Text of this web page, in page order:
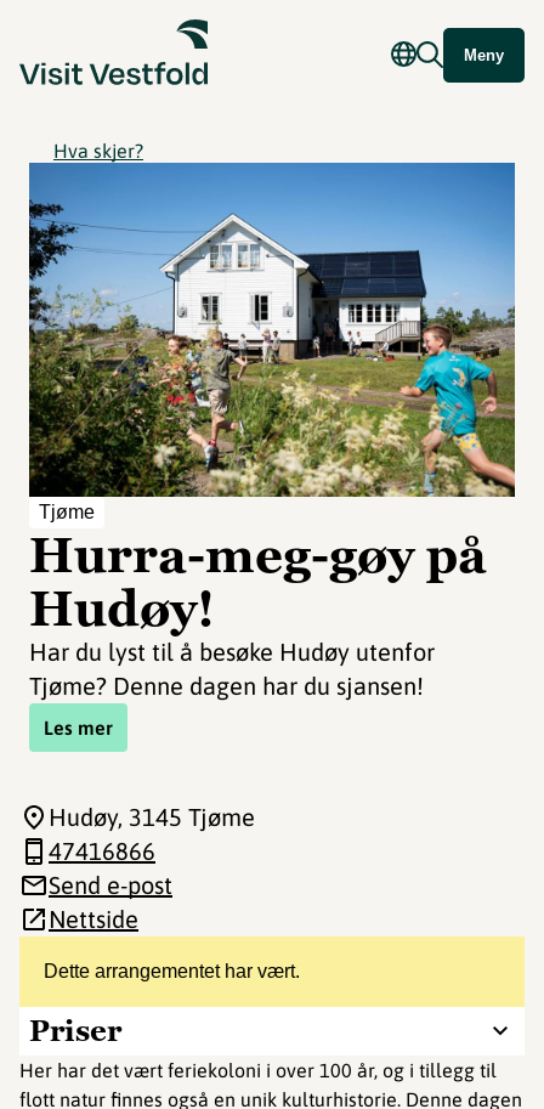
Meny
Hva skjer?
Tjøme
Hurra-meg-gøy på
Hudøy!
Har du lyst til å besøke Hudøy utenfor
Tjøme? Denne dagen har du sjansen!
Les mer
Dette arrangementet har vært.
Priser
Her har det vært feriekoloni i over 100 år, og i tillegg til
flott natur finnes også en unik kulturhistorie. Denne dagen
Hudøy, 3145 Tjøme
47416866
Send e-post
Nettside